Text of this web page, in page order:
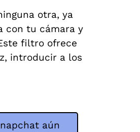
otra, ya
con tu cámara y
filtro ofrece
introducir a los
aún